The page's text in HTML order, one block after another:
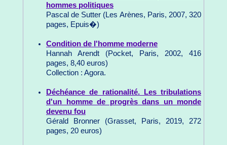
hommes politiques
Pascal de Sutter (Les Arènes, Paris, 2007, 320
pages, Epuis�)
Condition de l'homme moderne
Hannah Arendt (Pocket, Paris, 2002, 416
pages, 8,40 euros)
Collection : Agora.
Déchéance de rationalité. Les tribulations
d'un homme de progrès dans un monde
devenu fou
Gérald Bronner (Grasset, Paris, 2019, 272
pages, 20 euros)